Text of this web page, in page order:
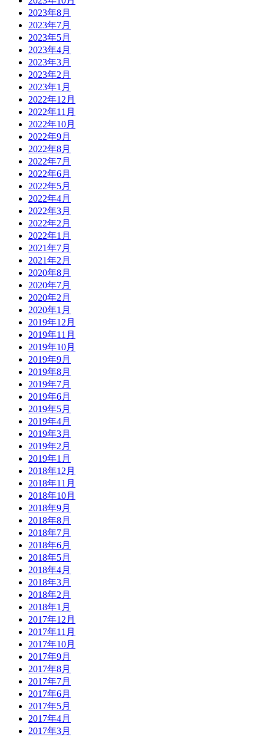
2023年8月
2023年7月
2023年5月
2023年4月
2023年3月
2023年2月
2023年1月
2022年12月
2022年11月
2022年10月
2022年9月
2022年8月
2022年7月
2022年6月
2022年5月
2022年4月
2022年3月
2022年2月
2022年1月
2021年7月
2021年2月
2020年8月
2020年7月
2020年2月
2020年1月
2019年12月
2019年11月
2019年10月
2019年9月
2019年8月
2019年7月
2019年6月
2019年5月
2019年4月
2019年3月
2019年2月
2019年1月
2018年12月
2018年11月
2018年10月
2018年9月
2018年8月
2018年7月
2018年6月
2018年5月
2018年4月
2018年3月
2018年2月
2018年1月
2017年12月
2017年11月
2017年10月
2017年9月
2017年8月
2017年7月
2017年6月
2017年5月
2017年4月
2017年3月